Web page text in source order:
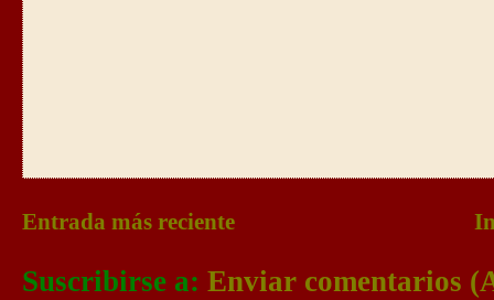
Entrada más reciente
Suscribirse a: Enviar comentarios